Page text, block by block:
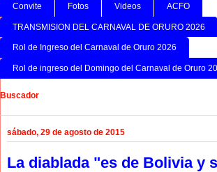
Convite Fotos Videos ACFO
TRANSMISION DEL CARNAVAL DE ORURO 2026
Rol de Ingreso del Carnaval de Oruro 2026
Rol de ingreso del Domingo del Carnaval de Oruro
Buscador
sábado, 29 de agosto de 2015
La diablada "es de Bolivia y